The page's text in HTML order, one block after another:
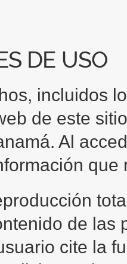
DE USO
incluidos
de este
Al
de las
cite la